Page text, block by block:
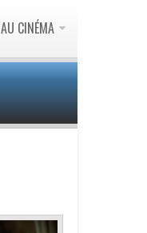
AU CINÉMA